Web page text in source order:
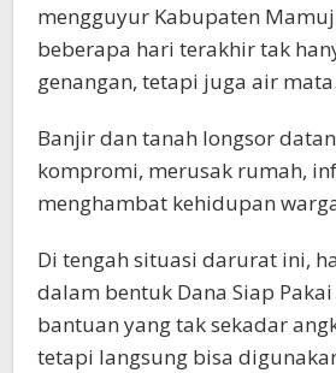
mengguyur Kabupaten
beberapa hari terakhir tak
genangan, tetapi juga air mata.
Banjir dan tanah longsor
kompromi, merusak rumah,
menghambat kehidupan
Di tengah situasi darurat ini,
dalam bentuk Dana Siap Pakai
bantuan yang tak sekadar
tetapi langsung bisa